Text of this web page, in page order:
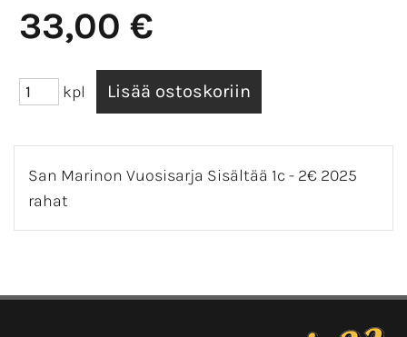
33,00 €
kpl
San Marinon Vuosisarja Sisältää 1c - 2€ 2025
rahat